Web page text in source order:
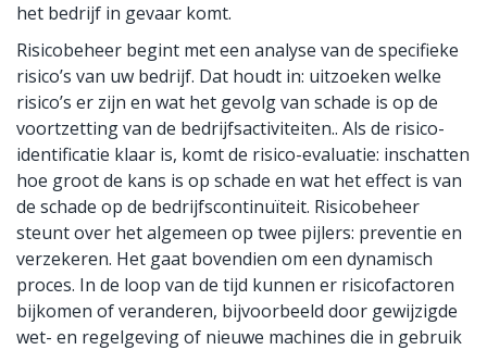
het bedrijf in gevaar komt.
Risicobeheer begint met een analyse van de specifieke
risico’s van uw bedrijf. Dat houdt in: uitzoeken welke
risico’s er zijn en wat het gevolg van schade is op de
voortzetting van de bedrijfsactiviteiten.. Als de risico-
identificatie klaar is, komt de risico-evaluatie: inschatten
hoe groot de kans is op schade en wat het effect is van
de schade op de bedrijfscontinuïteit. Risicobeheer
steunt over het algemeen op twee pijlers: preventie en
verzekeren. Het gaat bovendien om een dynamisch
proces. In de loop van de tijd kunnen er risicofactoren
bijkomen of veranderen, bijvoorbeeld door gewijzigde
wet- en regelgeving of nieuwe machines die in gebruik